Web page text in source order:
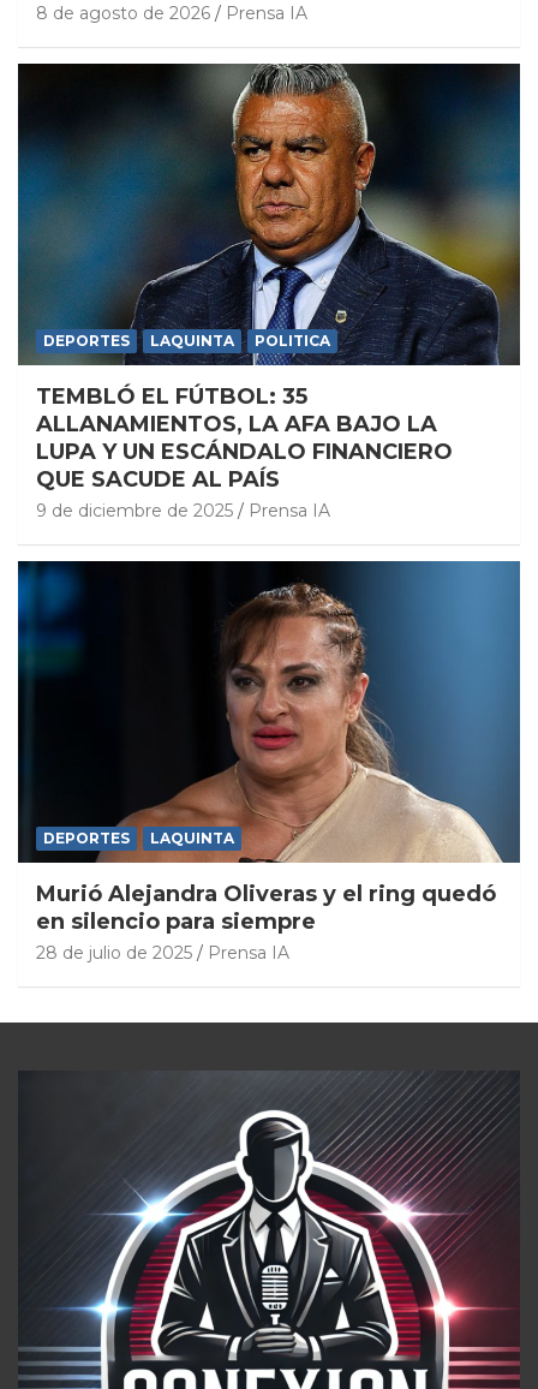
8 de agosto de 2026 Prensa IA
DEPORTES LAQUINTA POLITICA
TEMBLÓ EL FÚTBOL: 35
ALLANAMIENTOS, LA AFA BAJO LA
LUPA Y UN ESCÁNDALO FINANCIERO
QUE SACUDE AL PAÍS
9 de diciembre de 2025 Prensa IA
DEPORTES LAQUINTA
Murió Alejandra Oliveras y el ring quedó
en silencio para siempre
28 de julio de 2025 Prensa IA